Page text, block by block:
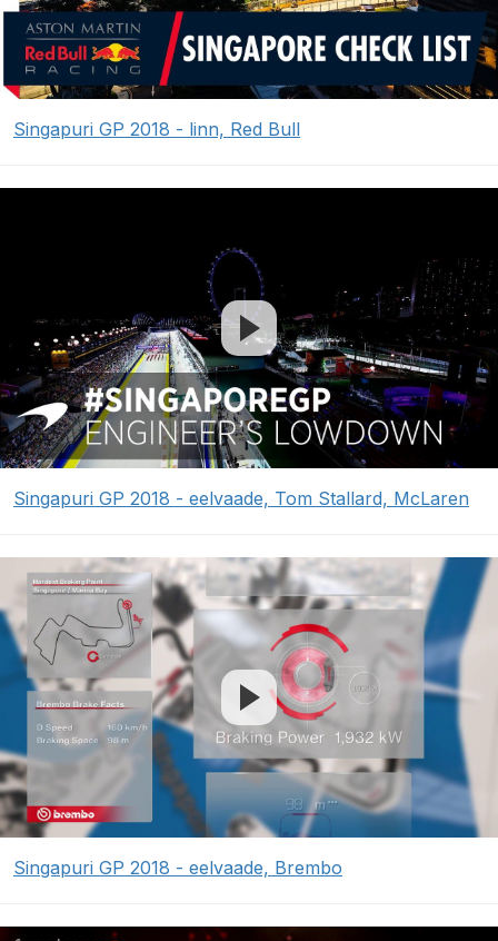
Singapuri GP 2018 - linn, Red Bull
Singapuri GP 2018 - eelvaade, Tom Stallard, McLaren
Singapuri GP 2018 - eelvaade, Brembo